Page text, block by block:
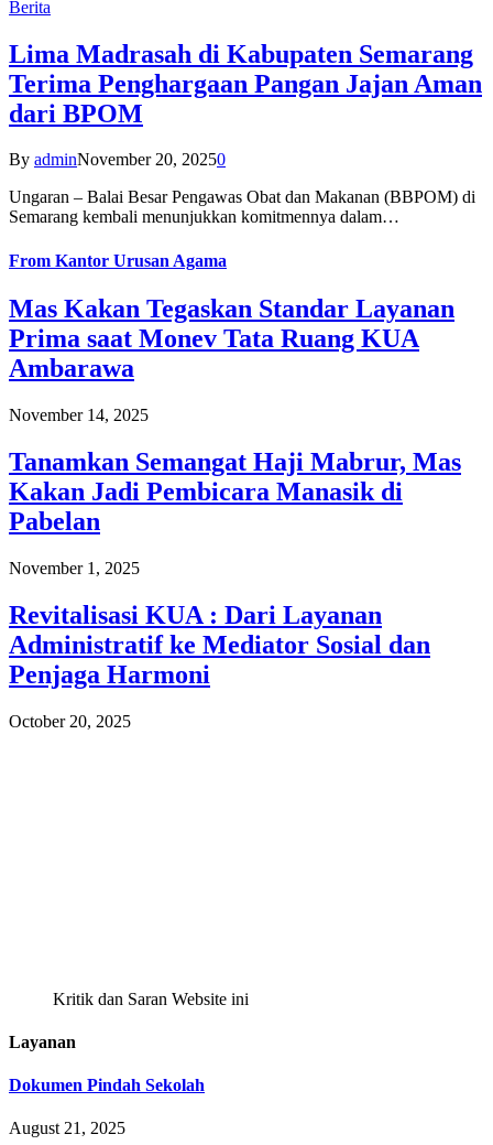
Berita
Lima Madrasah di Kabupaten Semarang
Terima Penghargaan Pangan Jajan Aman
dari BPOM
By adminNovember 20, 20250
Ungaran – Balai Besar Pengawas Obat dan Makanan (BBPOM) di
Semarang kembali menunjukkan komitmennya dalam…
From Kantor Urusan Agama
Mas Kakan Tegaskan Standar Layanan
Prima saat Monev Tata Ruang KUA
Ambarawa
November 14, 2025
Tanamkan Semangat Haji Mabrur, Mas
Kakan Jadi Pembicara Manasik di
Pabelan
November 1, 2025
Revitalisasi KUA : Dari Layanan
Administratif ke Mediator Sosial dan
Penjaga Harmoni
October 20, 2025
Kritik dan Saran Website ini
Layanan
Dokumen Pindah Sekolah
August 21, 2025